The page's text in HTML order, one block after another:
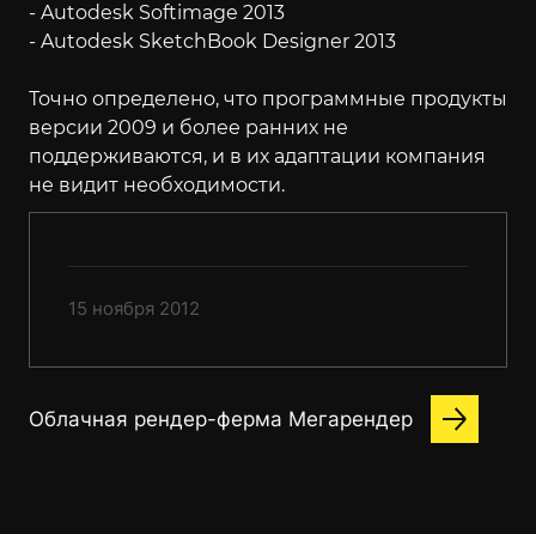
- Autodesk Softimage 2013
- Autodesk SketchBook Designer 2013
Точно определено, что программные продукты
версии 2009 и более ранних не
поддерживаются, и в их адаптации компания
не видит необходимости.
15 ноября 2012
Облачная рендер-ферма Мегарендер